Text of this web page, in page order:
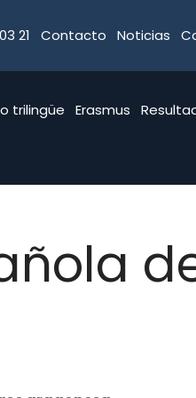
21 Contacto Noticias
trilingüe Erasmus